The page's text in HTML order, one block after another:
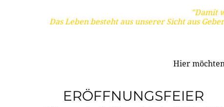
"Damit
Das Leben besteht aus unserer Sicht aus
Hier
ERÖFFNUNGSFEIER